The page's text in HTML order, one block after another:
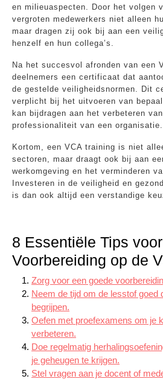
en milieuaspecten. Door het volgen
vergroten medewerkers niet alleen
maar dragen zij ook bij aan een
henzelf en hun collega’s.
Na het succesvol afronden van een
deelnemers een certificaat dat
de gestelde veiligheidsnormen. Dit
verplicht bij het uitvoeren van
kan bijdragen aan het verbeteren
professionaliteit van een organisatie.
Kortom, een VCA training is niet
sectoren, maar draagt ook bij aan
werkomgeving en het verminderen
Investeren in de veiligheid en
is dan ook altijd een verstandige
8 Essentiële Tips
Voorbereiding op de
Zorg voor een goede
Neem de tijd om de lesstof goed
begrijpen.
Oefen met proefexamens om je
verbeteren.
Doe regelmatig
je geheugen te krijgen.
Stel vragen aan je docent of